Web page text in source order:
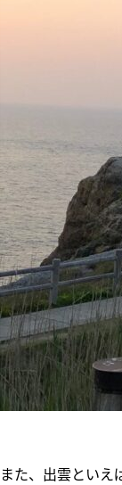
また、出雲とい